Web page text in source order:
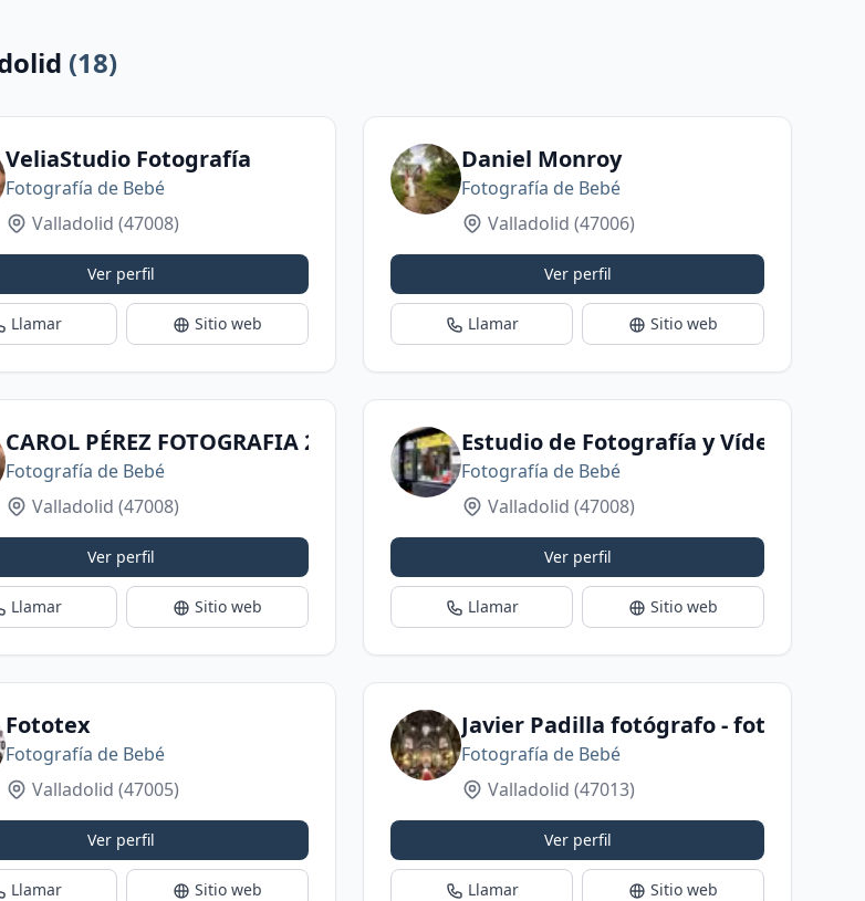
(18)
VeliaStudio Fotografía
Fotografía de Bebé
Valladolid (47008)
Ver perfil
Llamar Sitio web
Daniel Monroy
Fotografía de Bebé
Valladolid (47006)
Ver perfil
Llamar Sitio web
CAROL PÉREZ FOTOGRAFIA 2
Fotografía de Bebé
Valladolid (47008)
Ver perfil
Llamar Sitio web
Estudio de Fotografía y Vídeo
Fotografía de Bebé
Valladolid (47008)
Ver perfil
Llamar Sitio web
Fototex
Fotografía de Bebé
Valladolid (47005)
Ver perfil
Llamar Sitio web
Javier Padilla fotógrafo - fotógrafos
Fotografía de Bebé
Valladolid (47013)
Ver perfil
Llamar Sitio web